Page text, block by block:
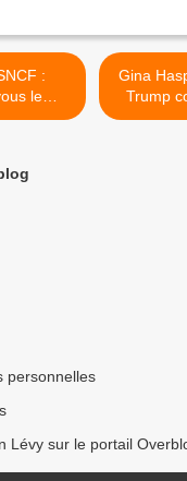
le
Gina
Trump
femme
personnelles
Lévy sur le portail